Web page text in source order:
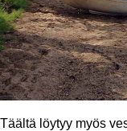
Täältä löytyy myös